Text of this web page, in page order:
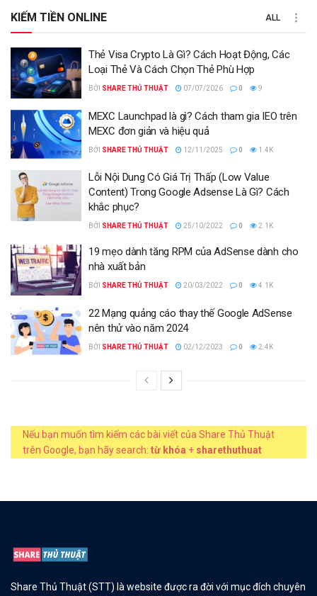
KIẾM TIỀN ONLINE ALL
Thẻ Visa Crypto Là Gì? Cách Hoạt Động, Các
Loại Thẻ Và Cách Chọn Thẻ Phù Hợp
BỞI SHARE THỦ THUẬT 07/07/2026 0 9
MEXC Launchpad là gì? Cách tham gia IEO trên
MEXC đơn giản và hiệu quả
BỞI SHARE THỦ THUẬT 12/11/2025 0 1.4K
Lỗi Nội Dung Có Giá Trị Thấp (Low Value
Content) Trong Google Adsense Là Gì? Cách
khắc phục?
BỞI SHARE THỦ THUẬT 25/10/2022 0 2.1K
19 mẹo dành tăng RPM của AdSense dành cho
nhà xuất bản
BỞI SHARE THỦ THUẬT 20/03/2022 0 4.1K
22 Mạng quảng cáo thay thế Google AdSense
nên thử vào năm 2024
BỞI SHARE THỦ THUẬT 02/12/2023 0 2.4K
Nếu bạn muốn tìm kiếm các bài viết của Share Thủ Thuật
trên Google, bạn hãy search: từ khóa + sharethuthuat
Share Thủ Thuật (STT) là website được ra đời với mục đích chuyên